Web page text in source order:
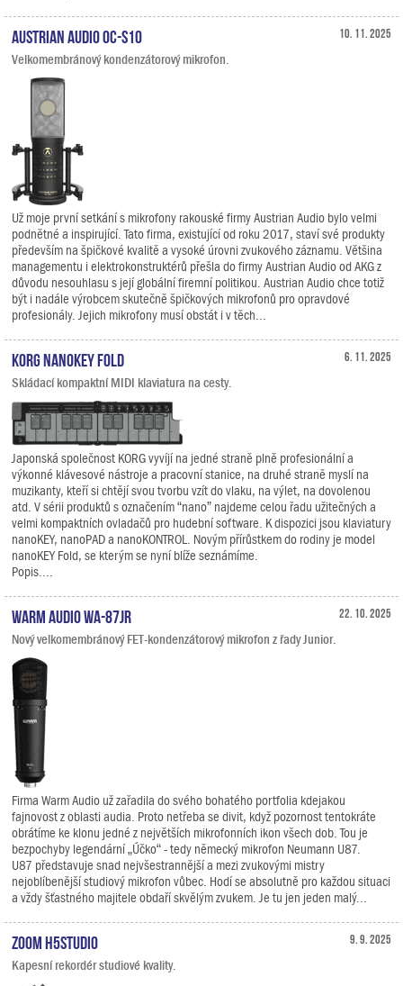
10. 11. 2025
Austrian Audio OC-S10
Velkomembránový kondenzátorový mikrofon.
Už moje první setkání s mikrofony rakouské firmy Austrian Audio bylo velmi
podnětné a inspirující. Tato firma, existující od roku 2017, staví své produkty
především na špičkové kvalitě a vysoké úrovni zvukového záznamu. Většina
managementu i elektrokonstruktérů přešla do firmy Austrian Audio od AKG z
důvodu nesouhlasu s její globální firemní politikou. Austrian Audio chce totiž
být i nadále výrobcem skutečně špičkových mikrofonů pro opravdové
profesionály. Jejich mikrofony musí obstát i v těch...
6. 11. 2025
KORG nanoKEY Fold
Skládací kompaktní MIDI klaviatura na cesty.
Japonská společnost KORG vyvíjí na jedné straně plně profesionální a
výkonné klávesové nástroje a pracovní stanice, na druhé straně myslí na
muzikanty, kteří si chtějí svou tvorbu vzít do vlaku, na výlet, na dovolenou
atd. V sérii produktů s označením “nano” najdeme celou řadu užitečných a
velmi kompaktních ovladačů pro hudební software. K dispozici jsou klaviatury
nanoKEY, nanoPAD a nanoKONTROL. Novým přírůstkem do rodiny je model
nanoKEY Fold, se kterým se nyní blíže seznámíme.
Popis....
22. 10. 2025
Warm Audio WA-87jr
Nový velkomembránový FET-kondenzátorový mikrofon z řady Junior.
Firma Warm Audio už zařadila do svého bohatého portfolia kdejakou
fajnovost z oblasti audia. Proto netřeba se divit, když pozornost tentokráte
obrátíme ke klonu jedné z největších mikrofonních ikon všech dob. Tou je
bezpochyby legendární „Účko“ - tedy německý mikrofon Neumann U87.
U87 představuje snad nejvšestrannější a mezi zvukovými mistry
nejoblíbenější studiový mikrofon vůbec. Hodí se absolutně pro každou situaci
a vždy šťastného majitele obdaří skvělým zvukem. Je tu jen jeden malý...
9. 9. 2025
Zoom H5studio
Kapesní rekordér studiové kvality.